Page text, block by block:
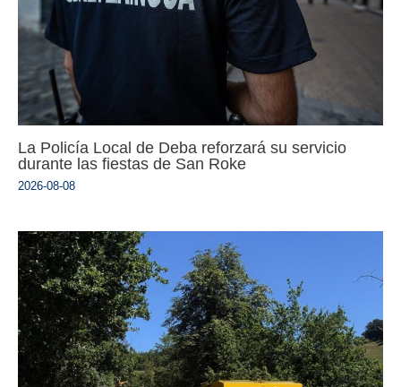
La Policía Local de Deba reforzará su servicio
durante las fiestas de San Roke
2026-08-08